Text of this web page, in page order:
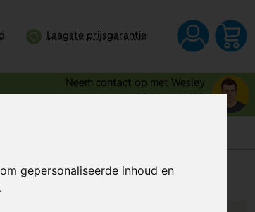
gepersonaliseerde inhoud en
Laagste prijsgarantie
Neem contact op met Wesley
0344 - 745109
0,34 per stuk (excl. BTW)